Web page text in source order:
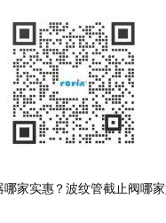
哪家实惠？波纹管截止阀哪